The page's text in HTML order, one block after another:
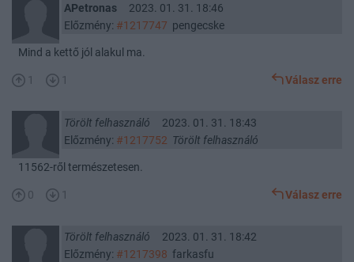
APetronas
2023. 01. 31. 18:46
Előzmény: #1217747 pengecske
Mind a kettő jól alakul ma.
1 1 Válasz erre
Törölt felhasználó
2023. 01. 31. 18:43
Előzmény: #1217752 Törölt felhasználó
11562-ről természetesen.
0 1 Válasz erre
Törölt felhasználó
2023. 01. 31. 18:42
Előzmény: #1217398 farkasfu